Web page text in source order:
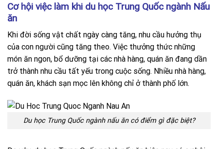
Cơ hội việc làm khi du học Trung Quốc ngành Nấu
ăn
Khi đời sống vật chất ngày càng tăng, nhu cầu hưởng thụ
của con người cũng tăng theo. Việc thưởng thức những
món ăn ngon, bổ dưỡng tại các nhà hàng, quán ăn đang dần
trở thành nhu cầu tất yếu trong cuộc sống. Nhiều nhà hàng,
quán ăn, khách sạn mọc lên không chỉ ở thành phố lớn.
Du học Trung Quốc ngành nấu ăn có điểm gì đặc biệt?